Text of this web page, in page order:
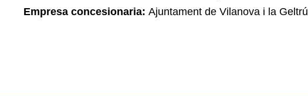
Empresa concesionaria: Ajuntament de Vilanova i la Geltrú